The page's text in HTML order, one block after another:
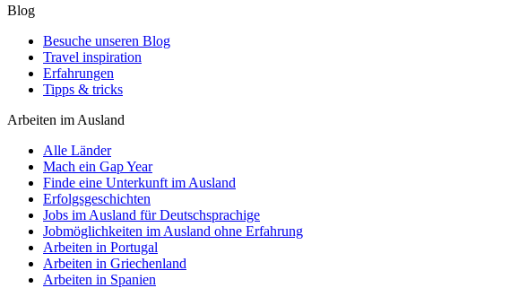
Blog
Besuche unseren Blog
Travel inspiration
Erfahrungen
Tipps & tricks
Arbeiten im Ausland
Alle Länder
Mach ein Gap Year
Finde eine Unterkunft im Ausland
Erfolgsgeschichten
Jobs im Ausland für Deutschsprachige
Jobmöglichkeiten im Ausland ohne Erfahrung
Arbeiten in Portugal
Arbeiten in Griechenland
Arbeiten in Spanien